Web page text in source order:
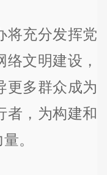
将充分发挥党
文明建设，
更多群众成为
者，为构建和
。